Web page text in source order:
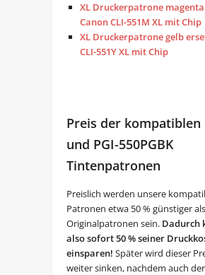
XL Druckerpatrone
Canon CLI-551M XL mit Chip
XL Druckerpatrone gelb
CLI-551Y XL mit Chip
Preis der kompatiblen
und PGI-550PGBK
Tintenpatronen
Preislich werden unsere
Patronen etwa 50 % günstiger
Originalpatronen sein. Dadurch
also sofort 50 % seiner
einsparen! Später wird dieser
weiter sinken, nachdem auch